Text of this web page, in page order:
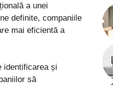
a unei
definite, companiile
mai eficientă a
identificarea și
să